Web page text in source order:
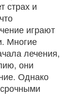
страх и
играют
Многие
лечения,
они
Однако